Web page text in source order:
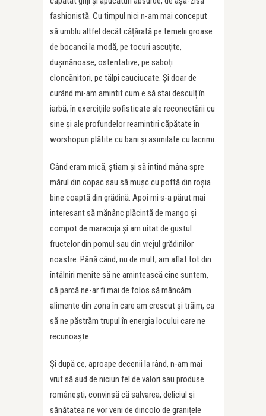
fashionistă. Cu timpul nici n-am mai conceput
să umblu altfel decât cățărată pe temelii groase
de bocanci la modă, pe tocuri ascuțite,
dușmănoase, ostentative, pe saboți
cloncănitori, pe tălpi cauciucate. Și doar de
curând mi-am amintit cum e să stai desculț în
iarbă, în exercițiile sofisticate ale reconectării cu
sine și ale profundelor reamintiri căpătate în
worshopuri plătite cu bani și asimilate cu lacrimi.
Când eram mică, știam și să întind mâna spre
mărul din copac sau să mușc cu poftă din roșia
bine coaptă din grădină. Apoi mi s-a părut mai
interesant să mănânc plăcintă de mango și
compot de maracuja și am uitat de gustul
fructelor din pomul sau din vrejul grădinilor
noastre. Până când, nu de mult, am aflat tot din
întâlniri menite să ne amintească cine suntem,
că parcă ne-ar fi mai de folos să mâncăm
alimente din zona în care am crescut și trăim, ca
să ne păstrăm trupul în energia locului care ne
recunoaște.
Și după ce, aproape decenii la rând, n-am mai
vrut să aud de niciun fel de valori sau produse
românești, convinsă că salvarea, deliciul și
sănătatea ne vor veni de dincolo de granițele